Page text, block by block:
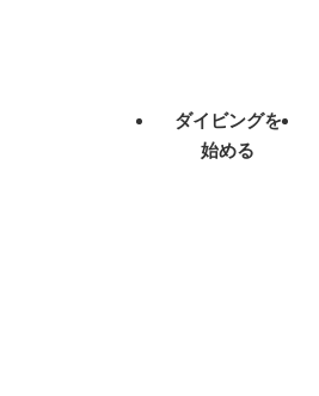
ダイビングを
始める